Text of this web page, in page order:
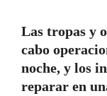
Las tropas y
cabo
noche, y los
reparar en